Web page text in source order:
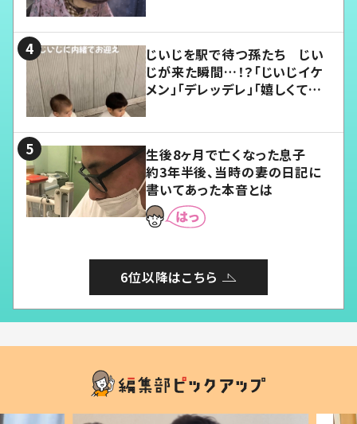
じいじを駅で待つ孫たち じい
じが来た瞬間…！？「じいじイケ
メン」「デレッデレ」「嬉しくて可
生後8ヶ月で亡くなった息子
約3年半後、当時の妻の日記に
書いてあった本音とは
6位以降はこちら